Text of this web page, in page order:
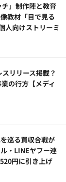
」制作陣と教育
教材「目で見る
人向けストリーミ
リリース掲載？
の行方【メディ
巡る買収合戦が
・LINEヤフー連
円に引き上げ